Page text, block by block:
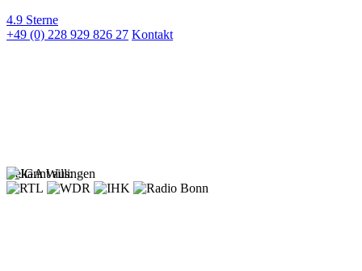
4.9 Sterne
+49 (0) 228 929 826 27 Kontakt
Bekannt aus: